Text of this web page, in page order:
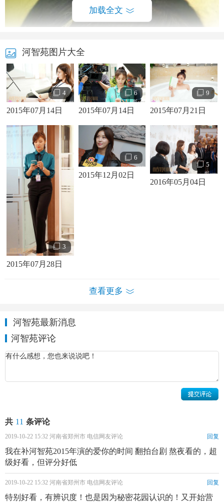
2016年，河智苑的爸爸因心脏麻痹骤逝。河智苑的弟弟
田汰遂也是一名演员，曾参演过《成均馆绯闻》《隐婚日
记》等剧，2018年抑郁症自杀去世。
加载全文
河智苑图片大全
4
2015年07月14日
6
2015年07月14日
9
2015年07月21日
3
2015年07月28日
6
2015年12月02日
5
2016年05月04日
查看更多
河智苑最新消息
河智苑评论
共 11 条评论
2019-10-22 15:32 河南省郑州市 电信网友评论 回复
我在补河智苑2015年演的爱你的时间 翻拍台剧 熬夜看的，超
级好看，但评分好低
2019-10-22 15:32 河南省郑州市 电信网友评论 回复
特别好看，有辨识度！也是因为秘密花园认识的！又开始营